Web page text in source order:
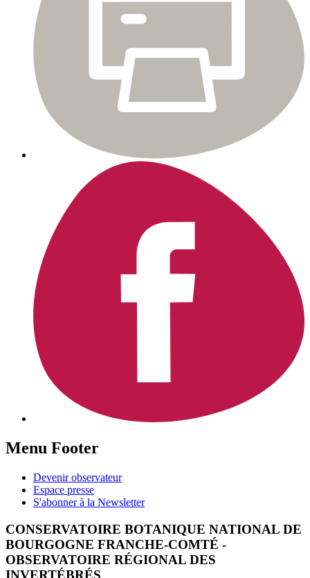
Menu Footer
Devenir observateur
Espace presse
S'abonner à la Newsletter
CONSERVATOIRE BOTANIQUE NATIONAL DE
BOURGOGNE FRANCHE-COMTÉ -
OBSERVATOIRE RÉGIONAL DES
INVERTÉBRÉS